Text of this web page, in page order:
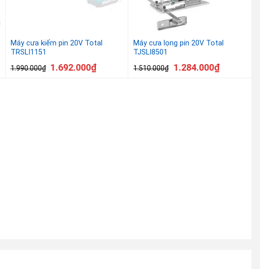
Máy cưa kiếm pin 20V Total
TRSLI1151
1.990.000₫ 1.692.000₫
Máy cưa lọng pin 20V Total
TJSLI8501
1.510.000₫ 1.284.000₫